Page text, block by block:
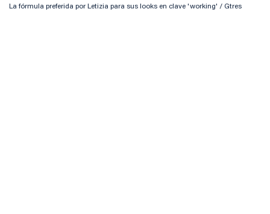
La fórmula preferida por Letizia para sus looks en clave 'working' / Gtres